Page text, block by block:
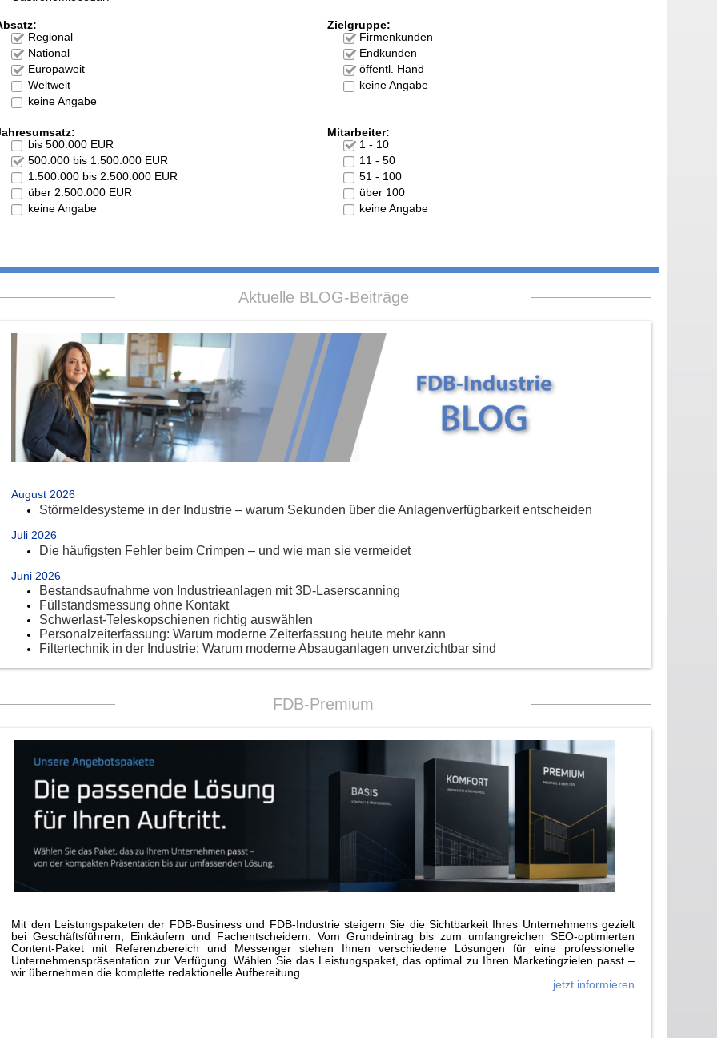
Regional
National
Europaweit
Weltweit
keine Angabe
Zielgruppe:
Firmenkunden
Endkunden
öffentl. Hand
keine Angabe
bis 500.000 EUR
500.000 bis 1.500.000 EUR
1.500.000 bis 2.500.000 EUR
über 2.500.000 EUR
keine Angabe
Mitarbeiter:
1 - 10
11 - 50
51 - 100
über 100
keine Angabe
Aktuelle BLOG-Beiträge
August 2026
Störmeldesysteme in der Industrie – warum Sekunden über die Anlagenverfügbarkeit entscheiden
Juli 2026
Die häufigsten Fehler beim Crimpen – und wie man sie vermeidet
Juni 2026
Bestandsaufnahme von Industrieanlagen mit 3D-Laserscanning
Füllstandsmessung ohne Kontakt
Schwerlast-Teleskopschienen richtig auswählen
Personalzeiterfassung: Warum moderne Zeiterfassung heute mehr kann
Filtertechnik in der Industrie: Warum moderne Absauganlagen unverzichtbar sind
FDB-Premium
Mit den Leistungspaketen der FDB-Business und FDB-Industrie steigern Sie die Sichtbarkeit Ihres Unternehmens gezielt
bei Geschäftsführern, Einkäufern und Fachentscheidern. Vom Grundeintrag bis zum umfangreichen SEO-optimierten
Content-Paket mit Referenzbereich und Messenger stehen Ihnen verschiedene Lösungen für eine professionelle
Unternehmenspräsentation zur Verfügung. Wählen Sie das Leistungspaket, das optimal zu Ihren Marketingzielen passt –
wir übernehmen die komplette redaktionelle Aufbereitung.
jetzt informieren